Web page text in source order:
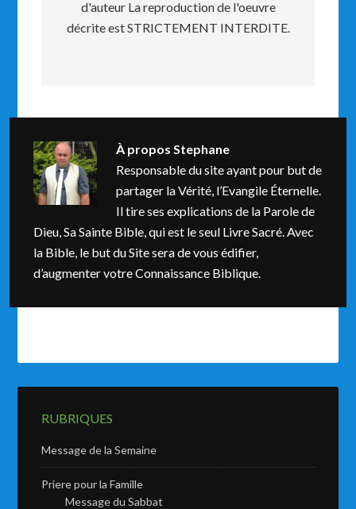
d'auteur La reproduction de l'oeuvre
décrite est STRICTEMENT INTERDITE.
À proposStephane
Responsable du site ayant pour but de
partager la Vérité, l’Evangile Éternelle.
Il tire ses explications de la Parole de
Dieu, Sa Sainte Bible, qui est le seul Livre Sacré. Avec
la Bible, le but du Site sera de vous édifier,
d’augmenter votre Connaissance Biblique.
RUBRIQUES
Message de la Semaine
Priere pour la Famille
Message du Sabbat